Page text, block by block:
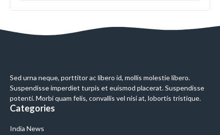
Sed urna neque, porttitor ac libero id, mollis molestie libero.
Suspendisse imperdiet turpis et euismod placerat. Suspendisse
potenti. Morbi quam felis, convallis vel nisi at, lobortis tristique.
Categories
India News